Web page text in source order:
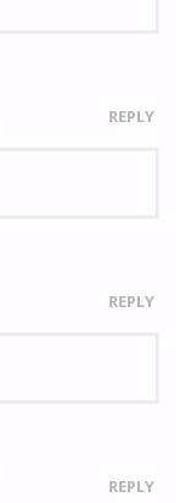
REPLY
REPLY
REPLY